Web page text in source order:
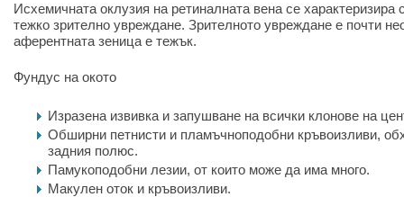
Исхемичната оклузия на ретиналната вена се характеризира
тежко зрително увреждане. Зрителното увреждане е почти
аферентната зеница е тежък.
Фундус на окото
Изразена извивка и запушване на всички клонове на
Обширни петнисти и пламъчноподобни кръвоизливи,
задния полюс.
Памукоподобни лезии, от които може да има много.
Макулен оток и кръвоизливи.